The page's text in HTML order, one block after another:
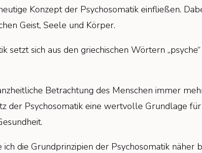
Konzept der Psychosomatik einfließen.
Geist, Seele und Körper.
setzt sich aus den griechischen Wörtern
Betrachtung des Menschen immer
der Psychosomatik eine wertvolle Grundlage
die Grundprinzipien der Psychosomatik näher